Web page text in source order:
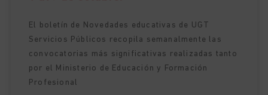
El boletín de Novedades educativas de UGT
Servicios Públicos recopila semanalmente las
convocatorias más significativas realizadas tanto
por el Ministerio de Educación y Formación
Profesional